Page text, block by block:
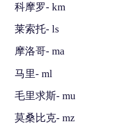
科摩罗- km
莱索托- ls
摩洛哥- ma
马里- ml
毛里求斯- mu
莫桑比克- mz